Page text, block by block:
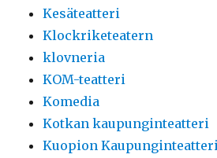
Kesäteatteri
Klockriketeatern
klovneria
KOM-teatteri
Komedia
Kotkan kaupunginteatteri
Kuopion Kaupunginteatteri